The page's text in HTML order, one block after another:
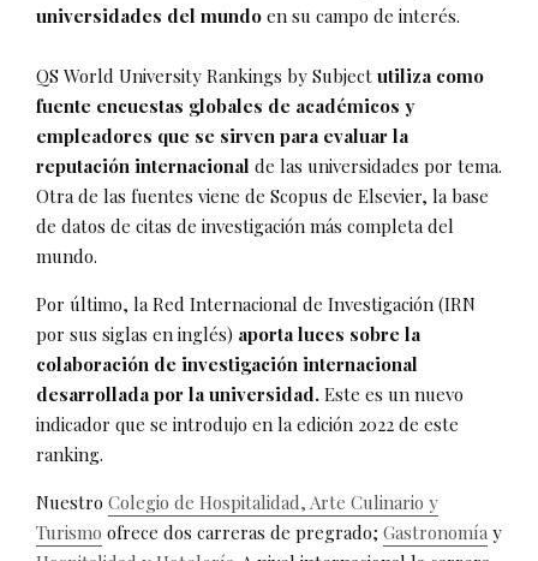
universidades del mundo en su campo de interés.
QS World University Rankings by Subject utiliza como
fuente encuestas globales de académicos y
empleadores que se sirven para evaluar la
reputación internacional de las universidades por tema.
Otra de las fuentes viene de Scopus de Elsevier, la base
de datos de citas de investigación más completa del
mundo.
Por último, la Red Internacional de Investigación (IRN
por sus siglas en inglés) aporta luces sobre la
colaboración de investigación internacional
desarrollada por la universidad. Este es un nuevo
indicador que se introdujo en la edición 2022 de este
ranking.
Nuestro Colegio de Hospitalidad, Arte Culinario y
Turismo ofrece dos carreras de pregrado; Gastronomía y